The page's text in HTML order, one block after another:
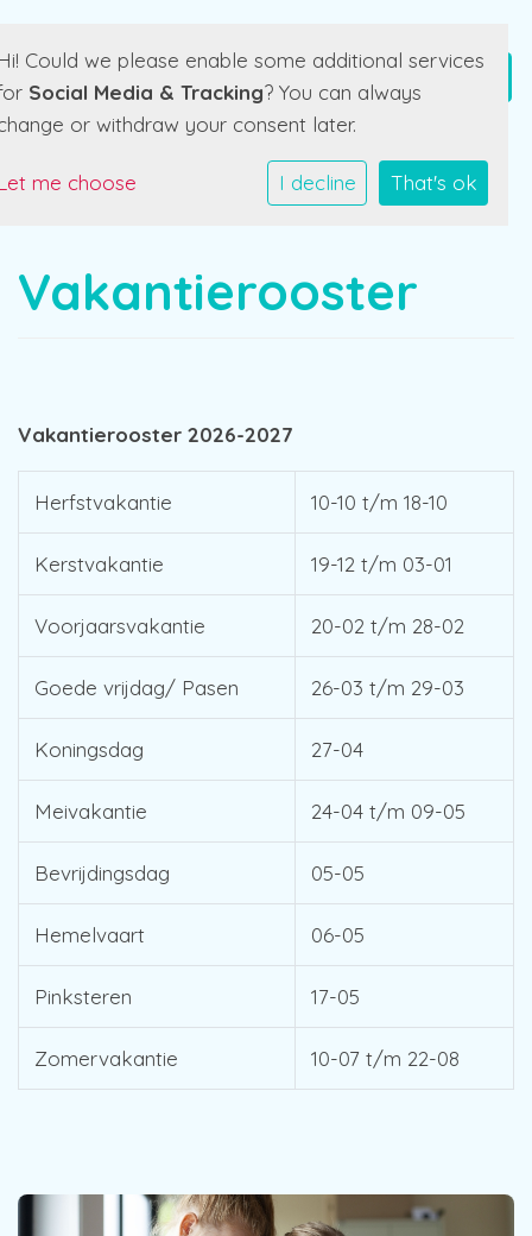
Vakantierooster
Vakantierooster 2026-2027
Herfstvakantie 10-10 t/m 18-10
Kerstvakantie 19-12 t/m 03-01
Voorjaarsvakantie 20-02 t/m 28-02
Goede vrijdag/ Pasen 26-03 t/m 29-03
Koningsdag 27-04
Meivakantie 24-04 t/m 09-05
Bevrijdingsdag 05-05
Hemelvaart 06-05
Pinksteren 17-05
Zomervakantie 10-07 t/m 22-08
Could we please enable some additional services
Social Media & Tracking? You can always
or withdraw your consent later.
me choose I decline That's ok